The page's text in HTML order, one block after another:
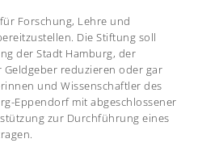
Forschung, Lehre und
Die Stiftung soll
der Stadt Hamburg, der
reduzieren oder gar
und Wissenschaftler des
Eppendorf mit abgeschlossener
zur Durchführung eines